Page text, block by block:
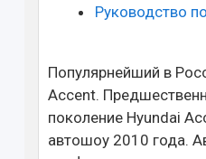
Руководство
Популярнейший в
Accent.
поколение Hyundai
автошоу 2010 года.